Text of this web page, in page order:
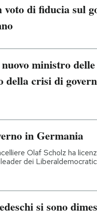
voto di fiducia sul
ministro
della crisi di
in Germania
Olaf Scholz ha
dei
si sono